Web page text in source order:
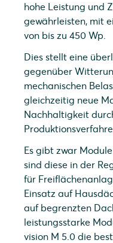
hohe Leistung und
gewährleisten, mit
von bis zu 450 Wp.
Dies stellt eine
gegenüber
mechanischen
gleichzeitig neue
Nachhaltigkeit
Es gibt zwar
sind diese in der
für
Einsatz auf
auf begrenzten
leistungsstarke
vision M 5.0 die